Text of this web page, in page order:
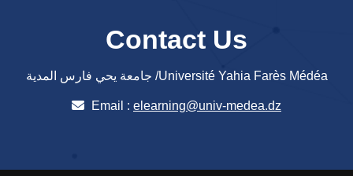
Contact Us
جامعة يحي فارس المدية /Université Yahia Farès Médéa
Email : elearning@univ-medea.dz